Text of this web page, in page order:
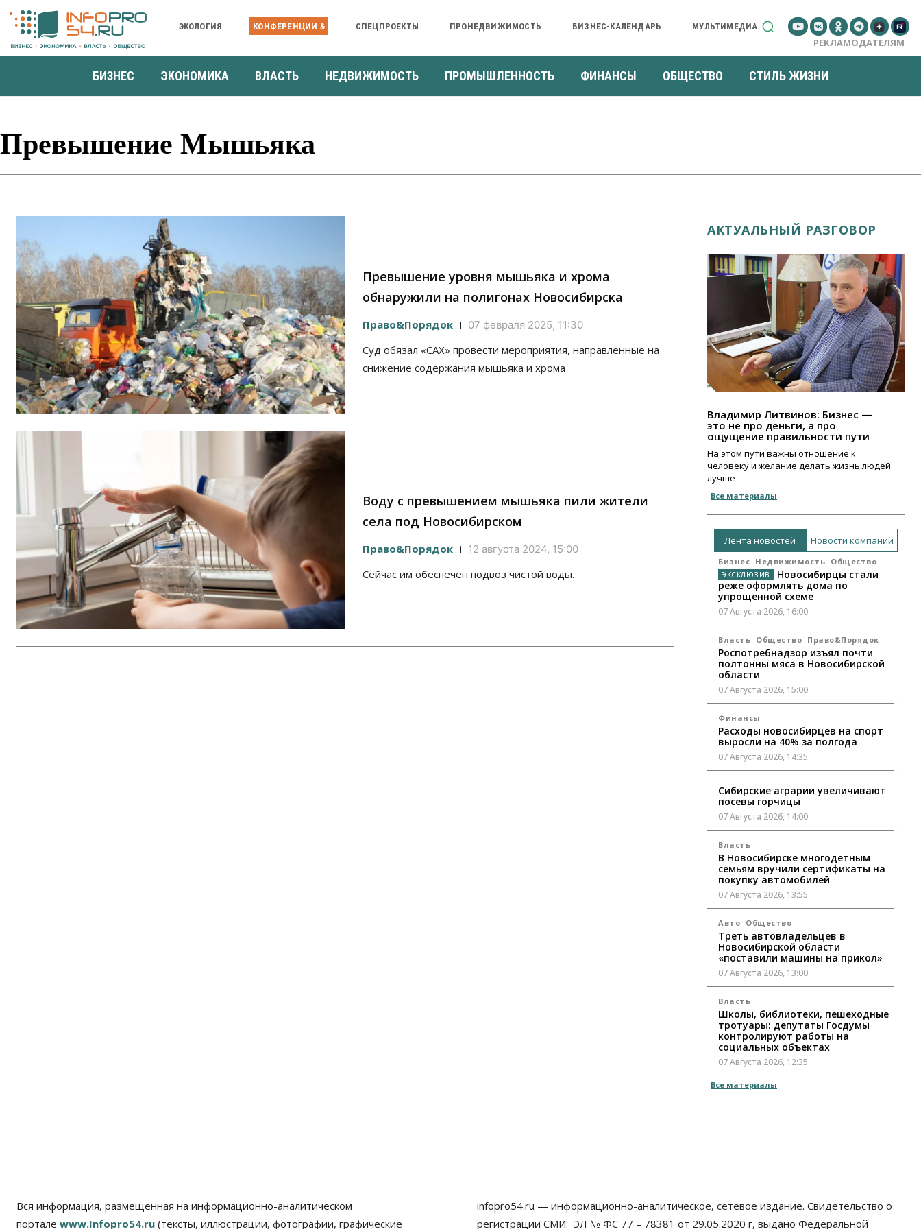
ЭКОЛОГИЯ КОНФЕРЕНЦИИ & СПЕЦПРОЕКТЫ ПРОНЕДВИЖИМОСТЬ БИЗНЕС-КАЛЕНДАРЬ МУЛЬТИМЕДИА
РЕКЛАМОДАТЕЛЯМ
БИЗНЕС ЭКОНОМИКА ВЛАСТЬ НЕДВИЖИМОСТЬ ПРОМЫШЛЕННОСТЬ ФИНАНСЫ ОБЩЕСТВО СТИЛЬ ЖИЗНИ
Превышение Мышьяка
Превышение уровня мышьяка и хрома
обнаружили на полигонах Новосибирска
Право&Порядок 07 февраля 2025, 11:30
Суд обязал «САХ» провести мероприятия, направленные на
снижение содержания мышьяка и хрома
Воду с превышением мышьяка пили жители
села под Новосибирском
Право&Порядок 12 августа 2024, 15:00
Сейчас им обеспечен подвоз чистой воды.
АКТУАЛЬНЫЙ РАЗГОВОР
Владимир Литвинов: Бизнес —
это не про деньги, а про
ощущение правильности пути
На этом пути важны отношение к
человеку и желание делать жизнь людей
лучше
Все материалы
Лента новостей Новости компаний
Бизнес Недвижимость Общество
Новосибирцы стали
реже оформлять дома по
упрощенной схеме
07 Августа 2026, 16:00
Власть Общество Право&Порядок
Роспотребнадзор изъял почти
полтонны мяса в Новосибирской
области
07 Августа 2026, 15:00
Финансы
Расходы новосибирцев на спорт
выросли на 40% за полгода
07 Августа 2026, 14:35
Сибирские аграрии увеличивают
посевы горчицы
07 Августа 2026, 14:00
Власть
В Новосибирске многодетным
семьям вручили сертификаты на
покупку автомобилей
07 Августа 2026, 13:55
Авто Общество
Треть автовладельцев в
Новосибирской области
«поставили машины на прикол»
07 Августа 2026, 13:00
Власть
Школы, библиотеки, пешеходные
тротуары: депутаты Госдумы
контролируют работы на
социальных объектах
07 Августа 2026, 12:35
Общество
07 Августа 2026, 11:30
Все материалы
Вся информация, размещенная на информационно-аналитическом
портале www.Infopro54.ru (тексты, иллюстрации, фотографии, графические
infopro54.ru — информационно-аналитическое, сетевое издание. Свидетельство о
регистрации СМИ: ЭЛ № ФС 77 – 78381 от 29.05.2020 г, выдано Федеральной